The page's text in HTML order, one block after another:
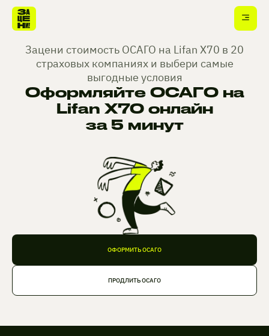
Зацени стоимость ОСАГО на Lifan X70 в 20
страховых компаниях и выбери самые
выгодные условия
Оформляйте ОСАГО на
Lifan X70 онлайн
за 5 минут
ОФОРМИТЬ ОСАГО
ПРОДЛИТЬ ОСАГО